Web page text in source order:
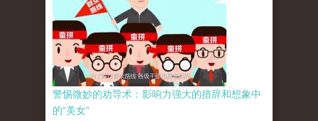
警惕微妙的劝导术：影响力强大的措辞和想象中
的“美女”